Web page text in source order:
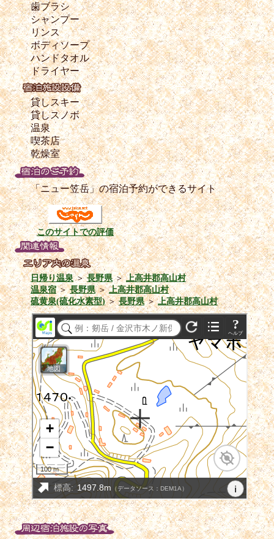
歯ブラシ
シャンプー
リンス
ボディソープ
ハンドタオル
ドライヤー
貸しスキー
貸しスノボ
温泉
喫茶店
乾燥室
「ニュー笠岳」の宿泊予約ができるサイト
このサイトでの評価
日帰り温泉＞長野県＞上高井郡高山村
温泉宿＞長野県＞上高井郡高山村
硫黄泉(硫化水素型)＞長野県＞上高井郡高山村